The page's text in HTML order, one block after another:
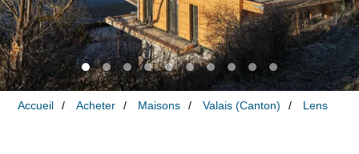
Accueil Acheter Maisons Valais (Canton) Lens